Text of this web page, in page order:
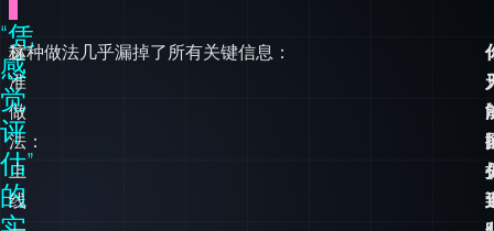
“凭
感
觉
评
估”
的
实
标
准
做
法：
上
线
一
这种做法几乎漏掉了所有关键信息：